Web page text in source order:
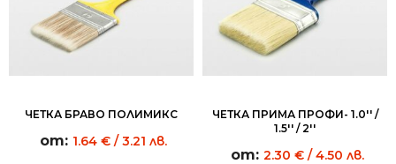
ЧЕТКА БРАВО ПОЛИМИКС
от: 1.64 € / 3.21 лв.
ЧЕТКА ПРИМА ПРОФИ- 1.0'' /
1.5'' / 2''
от: 2.30 €/ 4.50 лв.